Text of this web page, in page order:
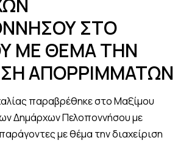
ΣΤΟ
ΜΕ ΘΕΜΑ ΤΗΝ
ΑΠΟΡΡΙΜΜΑΤΩΝ
παραβρέθηκε στο Μαξίμου
Δημάρχων Πελοποννήσου με
με θέμα την διαχείριση